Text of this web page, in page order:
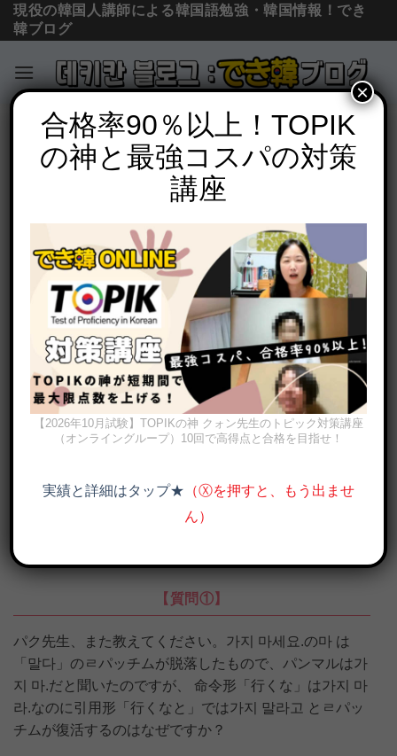
Skip
content
現役の韓国人講師による韓国語勉強・韓国情報！でき
韓ブログ
必須文法と表現
ㄹ不規則活用, ㄹパッチム脱落とは？仕
組み、覚え方を徹底解説【韓国語 変則活
POSTED ON2021年11月20日 BYでき韓 パク先生
【質問①】
パク先生、また教えてください。가지 마세요.の마 は
「말다」のㄹパッチムが脱落したもので、パンマルは가
지 마.だと聞いたのですが、 命令形「行くな」は가지 마
라.なのに引用形「行くなと」では가지 말라고 とㄹパッ
チムが復活するのはなぜですか？
合格率90％以上！TOPIK
の神と最強コスパの対策
講座
【2026年10月試験】TOPIKの神 クォン先生のトピック対策講座
（オンライングループ）10回で高得点と合格を目指せ！
実績と詳細はタップ★ （Ⓧを押すと、もう出ませ
ん）
×